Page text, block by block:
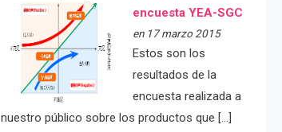
encuesta YEA-SGC
en 17 marzo 2015
Estos son los
resultados de la
encuesta realizada a
nuestro público sobre los productos que […]